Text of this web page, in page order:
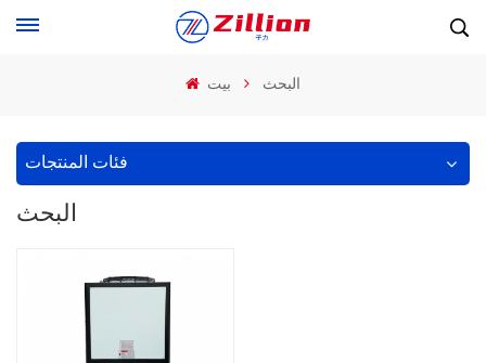
بيت البحث
فئات المنتجات
البحث